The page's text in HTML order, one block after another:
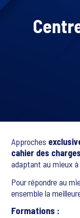
Approches
cahier des charges
adaptant au mieux
Pour répondre au
ensemble la
Formations :